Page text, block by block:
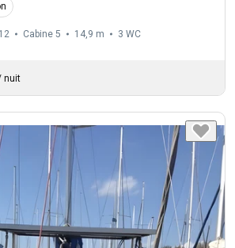
Cabine 5 14,9 m 3 WC
nuit